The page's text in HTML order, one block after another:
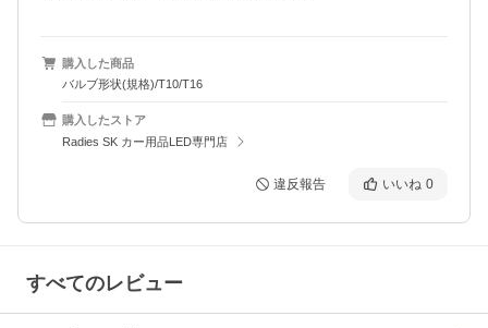
購入した商品
バルブ形状(規格)/T10/T16
購入したストア
Radies SK カー用品LED専門店
違反報告 いいね 0
すべてのレビュー